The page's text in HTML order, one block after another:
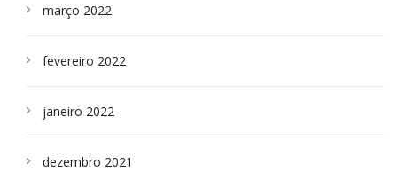
março 2022
fevereiro 2022
janeiro 2022
dezembro 2021